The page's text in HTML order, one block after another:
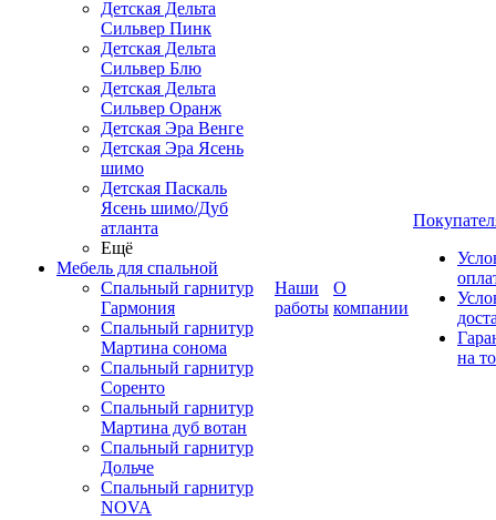
Детская Дельта
Сильвер Пинк
Детская Дельта
Сильвер Блю
Детская Дельта
Сильвер Оранж
Детская Эра Венге
Детская Эра Ясень
шимо
Детская Паскаль
Ясень шимо/Дуб
атланта
Ещё
Мебель для спальной
Спальный гарнитур
Гармония
Спальный гарнитур
Мартина сонома
Спальный гарнитур
Соренто
Спальный гарнитур
Мартина дуб вотан
Спальный гарнитур
Дольче
Спальный гарнитур
NOVA
Наши
работы
О
компании
на